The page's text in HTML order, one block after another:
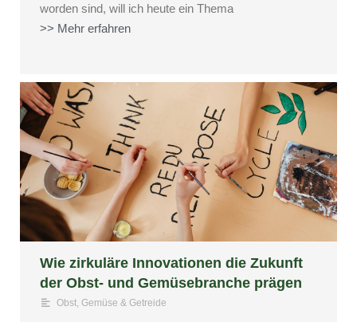
worden sind, will ich heute ein Thema
>> Mehr erfahren
Wie zirkuläre Innovationen die Zukunft
der Obst- und Gemüsebranche prägen
Obst, Gemüse & Getreide